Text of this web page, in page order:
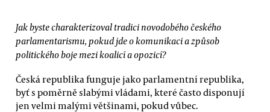
Jak byste charakterizoval tradici novodobého českého
parlamentarismu, pokud jde o komunikaci a způsob
politického boje mezi koalicí a opozicí?
Česká republika funguje jako parlamentní republika,
byť s poměrně slabými vládami, které často disponují
jen velmi malými většinami, pokud vůbec.